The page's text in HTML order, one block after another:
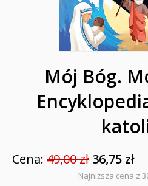
Biblie na I Komunię Świętą
Biblie na I Komunię Świętą
Przygotowanie do I
parafialna)
Poradniki katolickie
Pamiątki
Mój Bóg.
Cena: 49,00 zł 36,75 zł
Najniższa cena z